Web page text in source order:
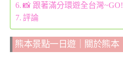
📸 跟著滿分環遊全台灣~GO!
評論
熊本景點一日遊｜關於熊本